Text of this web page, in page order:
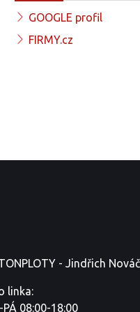
GOOGLE profil
FIRMY.cz
- Jindřich
linka:
PÁ 08:00-18:00